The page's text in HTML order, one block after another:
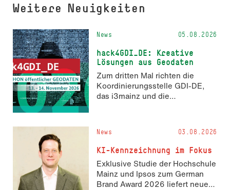
Weitere Neuigkeiten
News 05.08.2026
hack4GDI_DE: Kreative
Lösungen aus Geodaten
Zum dritten Mal richten die
Koordinierungsstelle GDI-DE,
das i3mainz und die
und 14. November 2026 den
Hackathon hack4GDI_DE an der
Hochschule Mainz aus. Die
Anmeldung ist geöffnet und bis
zum 2. Oktober 2026 möglich.
News 03.08.2026
KI-Kennzeichnung im Fokus
Exklusive Studie der Hochschule
Mainz und Ipsos zum German
Brand Award 2026 liefert neue